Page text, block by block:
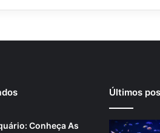
Conheça As
Últimos